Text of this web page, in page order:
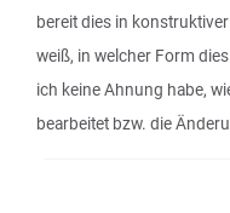
bereit dies in
weiß, in welcher Form
ich keine Ahnung habe,
bearbeitet bzw. die